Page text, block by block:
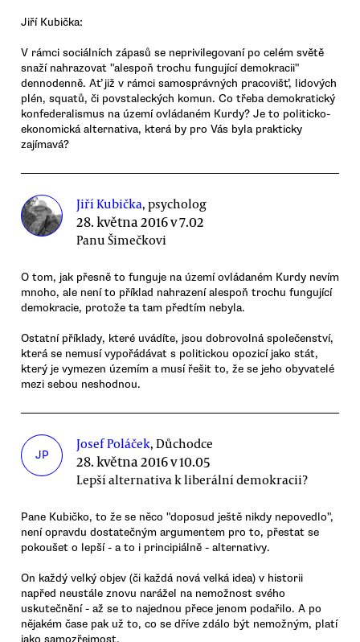
Jiří Kubička:
V rámci sociálních zápasů se neprivilegovaní po celém světě
snaží nahrazovat "alespoň trochu fungující demokracii"
dennodenně. Ať již v rámci samosprávných pracovišť, lidových
plén, squatů, či povstaleckých komun. Co třeba demokratický
konfederalismus na území ovládaném Kurdy? Je to politicko-
ekonomická alternativa, která by pro Vás byla prakticky
zajímavá?
Jiří Kubička, psycholog
28. května 2016 v 7.02
Panu Šimečkovi
O tom, jak přesně to funguje na území ovládaném Kurdy nevím
mnoho, ale není to příklad nahrazení alespoň trochu fungující
demokracie, protože ta tam předtím nebyla.
Ostatní příklady, které uvádíte, jsou dobrovolná společenství,
která se nemusí vypořádávat s politickou opozicí jako stát,
který je vymezen územím a musí řešit to, že se jeho obyvatelé
mezi sebou neshodnou.
JP
Josef Poláček, Důchodce
28. května 2016 v 10.05
Lepší alternativa k liberální demokracii?
Pane Kubičko, to že se něco "doposud ještě nikdy nepovedlo",
není opravdu dostatečným argumentem pro to, přestat se
pokoušet o lepší - a to i principiálně - alternativy.
On každý velký objev (či každá nová velká idea) v historii
napřed neustále znovu narážel na nemožnost svého
uskutečnění - až se to najednou přece jenom podařilo. A po
nějakém čase pak už to, co se dříve zdálo být nemožným, platí